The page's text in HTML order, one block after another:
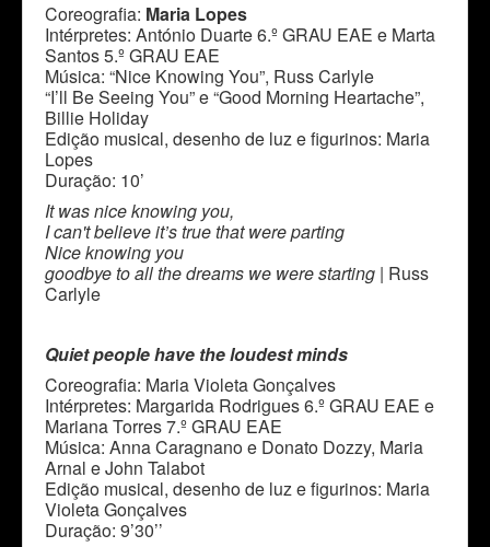
Coreografia: Maria Lopes
Intérpretes: António Duarte 6.º GRAU EAE e Marta
Santos 5.º GRAU EAE
Música: “Nice Knowing You”, Russ Carlyle
“I’ll Be Seeing You” e “Good Morning Heartache”,
Billie Holiday
Edição musical, desenho de luz e figurinos: Maria
Lopes
Duração: 10’
It was nice knowing you,
I can't believe it’s true that were parting
Nice knowing you
goodbye to all the dreams we were starting | Russ
Carlyle
Quiet people have the loudest minds
Coreografia: Maria Violeta Gonçalves
Intérpretes: Margarida Rodrigues 6.º GRAU EAE e
Mariana Torres 7.º GRAU EAE
Música: Anna Caragnano e Donato Dozzy, Maria
Arnal e John Talabot
Edição musical, desenho de luz e figurinos: Maria
Violeta Gonçalves
Duração: 9’30’’